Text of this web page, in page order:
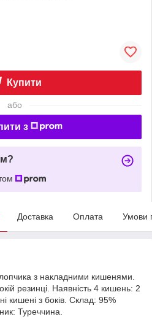
Купити
або
з
Доставка Оплата Умови
з накладними кишенями.
резинці. Наявність 4 кишень: 2
кишені з боків. Склад: 95%
Туреччина.